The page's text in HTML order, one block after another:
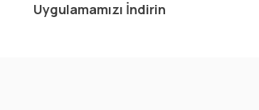
Uygulamamızı İndirin